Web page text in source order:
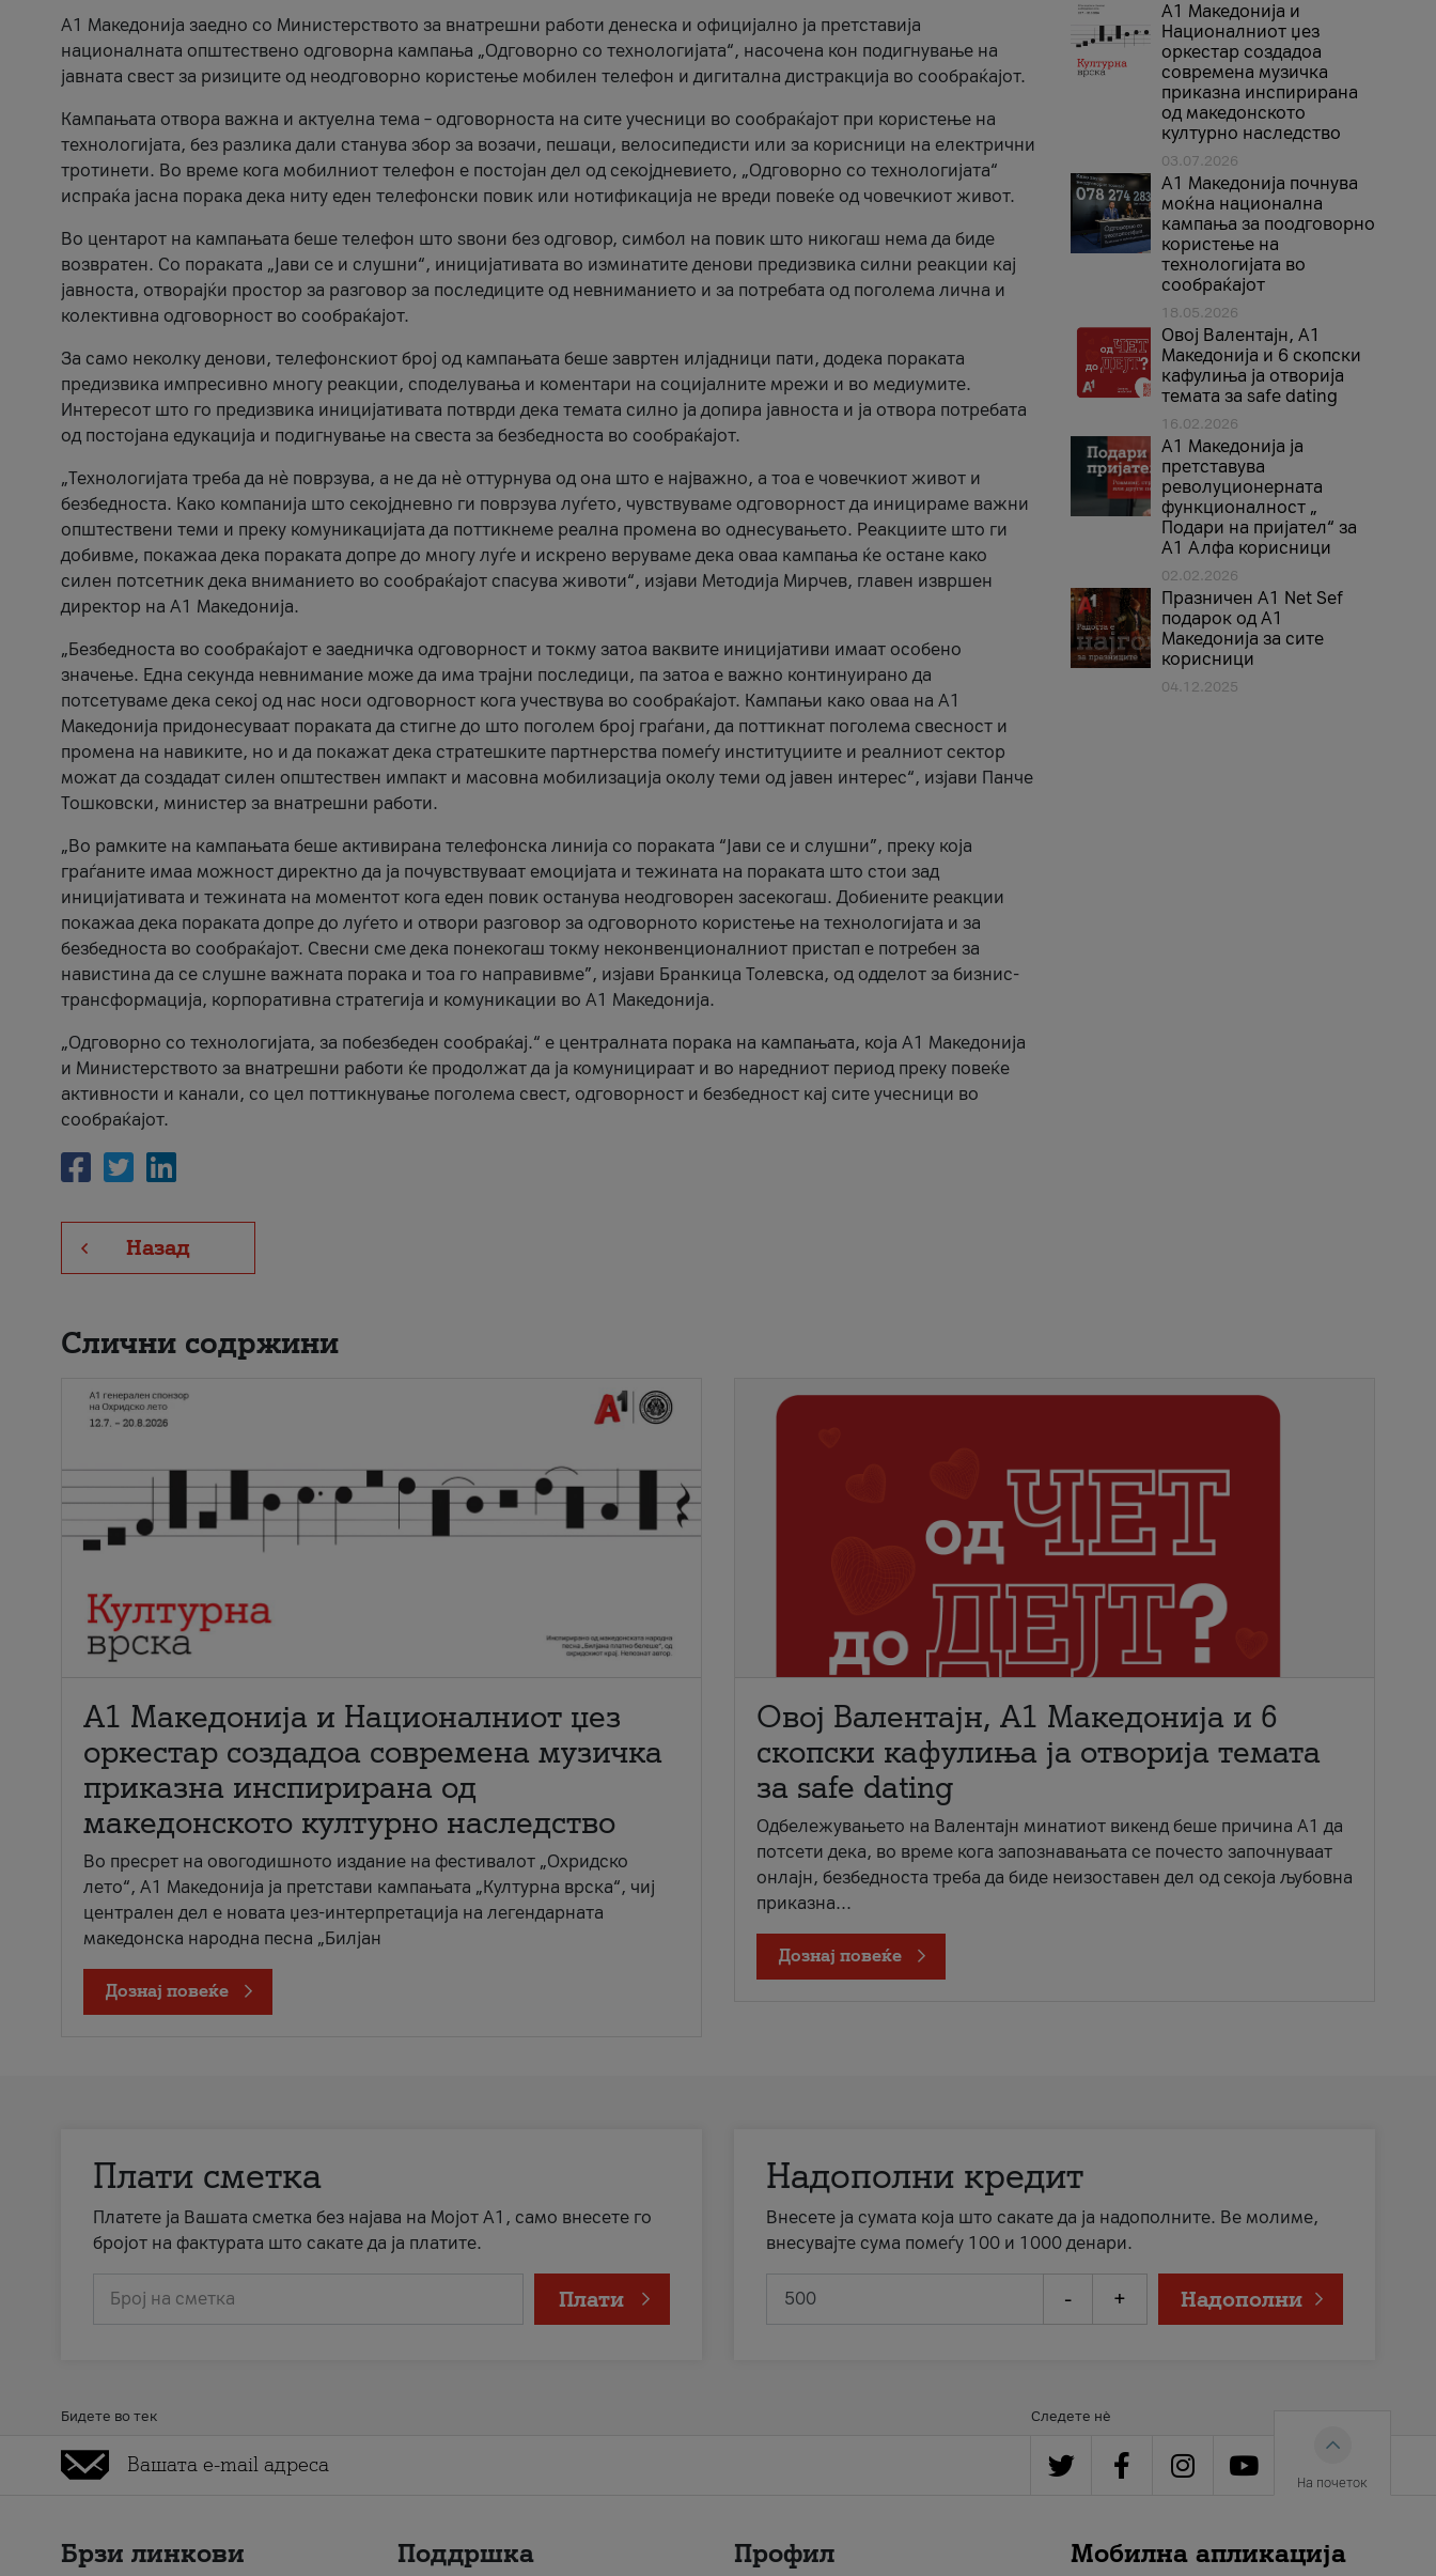
A1 Македонија заедно со Министерството за внатрешни работи денеска и официјално ја претставија
националната општествено одговорна кампања „Одговорно со технологијата“, насочена кон подигнување на
јавната свест за ризиците од неодговорно користење мобилен телефон и дигитална дистракција во сообраќајот.
Кампањата отвора важна и актуелна тема – одговорноста на сите учесници во сообраќајот при користење на
технологијата, без разлика дали станува збор за возачи, пешаци, велосипедисти или за корисници на електрични
тротинети. Во време кога мобилниот телефон е постојан дел од секојдневието, „Одговорно со технологијата“
испраќа јасна порака дека ниту еден телефонски повик или нотификација не вреди повеќе од човечкиот живот.
Во центарот на кампањата беше телефон што ѕвони без одговор, симбол на повик што никогаш нема да биде
возвратен. Со пораката „Јави се и слушни“, иницијативата во изминатите денови предизвика силни реакции кај
јавноста, отворајќи простор за разговор за последиците од невниманието и за потребата од поголема лична и
колективна одговорност во сообраќајот.
За само неколку денови, телефонскиот број од кампањата беше завртен илјадници пати, додека пораката
предизвика импресивно многу реакции, споделувања и коментари на социјалните мрежи и во медиумите.
Интересот што го предизвика иницијативата потврди дека темата силно ја допира јавноста и ја отвора потребата
од постојана едукација и подигнување на свеста за безбедноста во сообраќајот.
„Технологијата треба да нè поврзува, а не да нè оттурнува од она што е најважно, а тоа е човечкиот живот и
безбедноста. Како компанија што секојдневно ги поврзува луѓето, чувствуваме одговорност да иницираме важни
општествени теми и преку комуникацијата да поттикнеме реална промена во однесувањето. Реакциите што ги
добивме, покажаа дека пораката допре до многу луѓе и искрено веруваме дека оваа кампања ќе остане како
силен потсетник дека вниманието во сообраќајот спасува животи“, изјави Методија Мирчев, главен извршен
директор на А1 Македонија.
„Безбедноста во сообраќајот е заедничка одговорност и токму затоа ваквите иницијативи имаат особено
значење. Една секунда невнимание може да има трајни последици, па затоа е важно континуирано да
потсетуваме дека секој од нас носи одговорност кога учествува во сообраќајот. Кампањи како оваа на A1
Македонија придонесуваат пораката да стигне до што поголем број граѓани, да поттикнат поголема свесност и
промена на навиките, но и да покажат дека стратешките партнерства помеѓу институциите и реалниот сектор
можат да создадат силен општествен импакт и масовна мобилизација околу теми од јавен интерес“, изјави Панче
Тошковски, министер за внатрешни работи.
„Во рамките на кампањата беше активирана телефонска линија со пораката “Јави се и слушни”, преку која
граѓаните имаа можност директно да ја почувствуваат емоцијата и тежината на пораката што стои зад
иницијативата и тежината на моментот кога еден повик останува неодговорен засекогаш. Добиените реакции
покажаа дека пораката допре до луѓето и отвори разговор за одговорното користење на технологијата и за
безбедноста во сообраќајот. Свесни сме дека понекогаш токму неконвенционалниот пристап е потребен за
навистина да се слушне важната порака и тоа го направивме”, изјави Бранкица Толевска, од одделот за бизнис-
трансформација, корпоративна стратегија и комуникации во А1 Македонија.
„Одговорно со технологијата, за побезбеден сообраќај.“ е централната порака на кампањата, која A1 Македонија
и Министерството за внатрешни работи ќе продолжат да ја комуницираат и во наредниот период преку повеќе
активности и канали, со цел поттикнување поголема свест, одговорност и безбедност кај сите учесници во
сообраќајот.
Назад
А1 Македонија и
Националниот џез
оркестар создадоа
современа музичка
приказна инспирирана
од македонското
културно наследство
03.07.2026
A1 Македонија почнува
моќна национална
кампања за поодговорно
користење на
технологијата во
сообраќајот
18.05.2026
Овој Валентајн, A1
Македонија и 6 скопски
кафулиња ја отворија
темата за safe dating
16.02.2026
А1 Македонија ја
претставува
револуционерната
функционалност „
Подари на пријател“ за
А1 Алфа корисници
02.02.2026
Празничен A1 Net Sеf
подарок од А1
Македонија за сите
корисници
04.12.2025
Слични содржини
А1 Македонија и Националниот џез
оркестар создадоа современа музичка
приказна инспирирана од
македонското културно наследство
Во пресрет на овогодишното издание на фестивалот „Охридско
лето“, А1 Македонија ја претстави кампањата „Културна врска“, чиј
централен дел е новата џез-интерпретација на легендарната
македонска народна песна „Билјан
Дознај повеќе
Овој Валентајн, A1 Македонија и 6
скопски кафулиња ја отворија темата
за safe dating
Одбележувањето на Валентајн минатиот викенд беше причина А1 да
потсети дека, во време кога запознавањата се почесто започнуваат
онлајн, безбедноста треба да биде неизоставен дел од секоја љубовна
приказна...
Дознај повеќе
Плати сметка
Платете ја Вашата сметка без најава на Мојот А1, само внесете го
бројот на фактурата што сакате да ја платите.
Број на сметка Плати
Надополни кредит
Внесете ја сумата која што сакате да ја надополните. Ве молиме,
внесувајте сума помеѓу 100 и 1000 денари.
- + Надополни
Бидете во тек Следете нè
На почеток
Брзи линкови Поддршка Профил Мобилна апликација